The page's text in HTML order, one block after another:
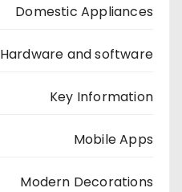
Domestic Appliances
Hardware and software
Key Information
Mobile Apps
Modern Decorations